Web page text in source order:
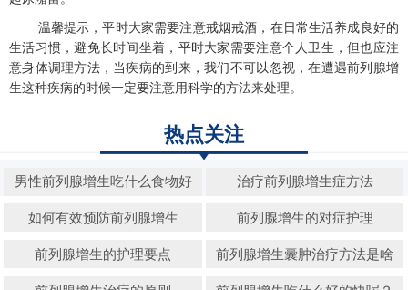
温馨提示，平时大家需要注意戒烟戒酒，在日常生活养成良好的
生活习惯，避免长时间坐着，平时大家需要注意个人卫生，但也应注
意身体调理方法，当疾病的到来，我们不可以忽视，在遭遇前列腺增
生这种疾病的时候一定要注意用科学的方法来处理。
热点关注
男性前列腺增生吃什么食物好 治疗前列腺增生症方法
如何有效预防前列腺增生 前列腺增生的对症护理
前列腺增生的护理要点 前列腺增生囊肿治疗方法是啥